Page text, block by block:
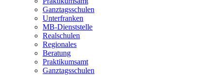
Ganztagsschulen
Unterfranken
MB-Dienststelle
Realschulen
Regionales
Beratung
Praktikumsamt
Ganztagsschulen